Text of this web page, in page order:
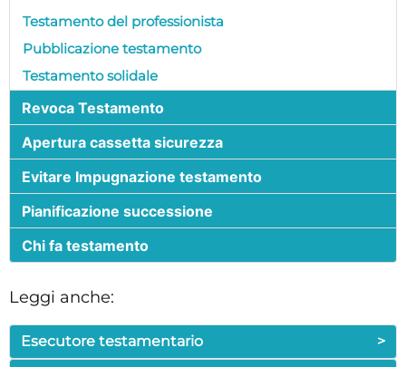
Testamento del professionista
Pubblicazione testamento
Testamento solidale
Revoca Testamento
Apertura cassetta sicurezza
Evitare Impugnazione testamento
Pianificazione successione
Chi fa testamento
Leggi anche:
Esecutore testamentario
>